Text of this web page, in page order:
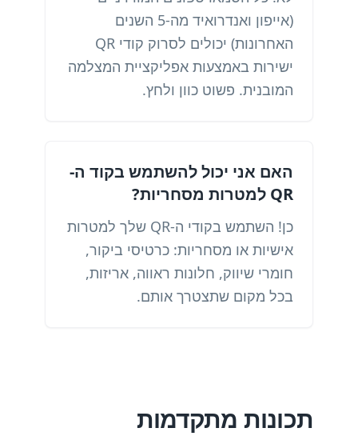
(אייפון ואנדרואיד מה-5 השנים
האחרונות) יכולים לסרוק קודי QR
ישירות באמצעות אפליקציית המצלמה
המובנית. פשוט כוון ולחץ.
האם אני יכול להשתמש בקוד ה-
QR למטרות מסחריות?
כן! השתמש בקודי ה-QR שלך למטרות
אישיות או מסחריות: כרטיסי ביקור,
חומרי שיווק, חלונות ראווה, אריזות,
בכל מקום שתצטרך אותם.
תכונות מתקדמות